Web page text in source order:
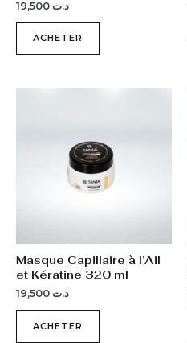
د.ت
ACHETER
Masque Capillaire à l’Ail
et Kératine 320 ml
د.ت
ACHETER